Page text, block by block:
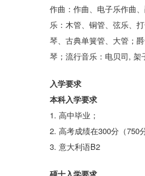
作曲：作曲、电子乐作曲
乐：木管、铜管、弦乐、
琴、古典单簧管、大管；
琴；流行音乐：电贝司, 架
入学要求
本科入学要求
1. 高中毕业；
2. 高考成绩在300分（750
3. 意大利语B2